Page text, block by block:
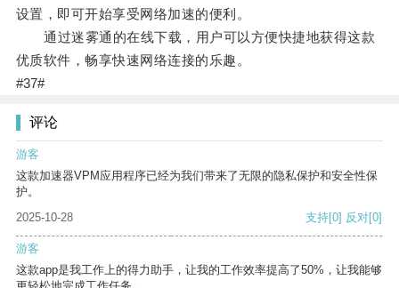
设置，即可开始享受网络加速的便利。
通过迷雾通的在线下载，用户可以方便快捷地获得这款
优质软件，畅享快速网络连接的乐趣。
#37#
评论
游客
这款加速器VPM应用程序已经为我们带来了无限的隐私保护和安全性保
护。
2025-10-28
支持[0] 反对[0]
游客
这款app是我工作上的得力助手，让我的工作效率提高了50%，让我能够